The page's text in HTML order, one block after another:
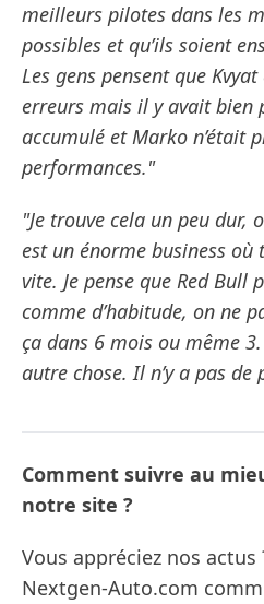
meilleurs pilotes dans les
possibles et qu’ils soient
Les gens pensent que
erreurs mais il y avait bien
accumulé et Marko n’était
performances."
"Je trouve cela un peu dur,
est un énorme business
vite. Je pense que Red Bull
comme d’habitude, on ne
ça dans 6 mois ou même
autre chose. Il n’y a pas
Comment suivre au
notre site ?
Vous appréciez nos
Nextgen-Auto.com